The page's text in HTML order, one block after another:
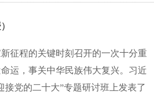
征程的关键时刻召开的一次十分重
运，事关中华民族伟大复兴。习近
党的二十大”专题研讨班上发表了